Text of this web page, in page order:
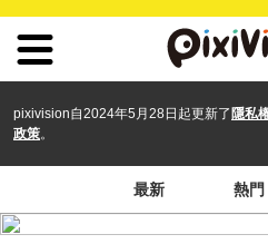
pixivision自2024年5月28日起更新了 隱私
政策。
最新 熱門